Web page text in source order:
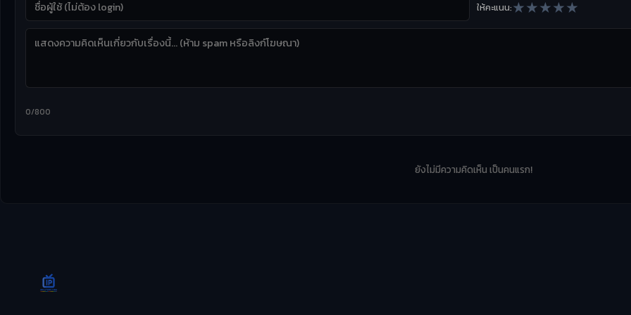
ให้คะแนน:★★★★★
0/800
ยังไม่มีความคิดเห็น เป็นคนแรก!